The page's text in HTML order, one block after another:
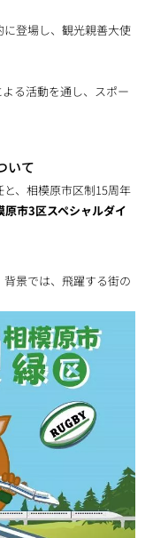
登場し、観光親善大使
る活動を通し、スポー
いて
、相模原市区制15周年
原市3区スペシャルダイ
景では、飛躍する街の